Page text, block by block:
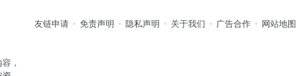
，
友链申请 免责声明 隐私声明 关于我们 广告合作 网站地图